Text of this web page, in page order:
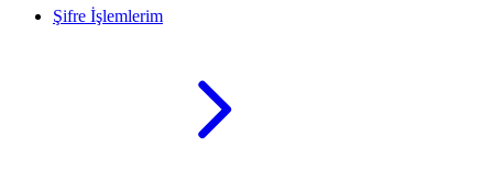
Şifre İşlemlerim